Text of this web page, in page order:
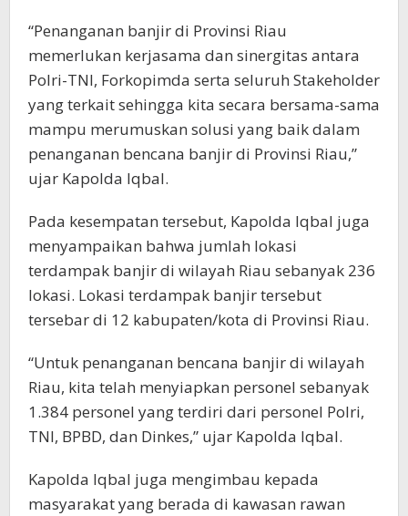
“Penanganan banjir di Provinsi Riau
memerlukan kerjasama dan sinergitas antara
Polri-TNI, Forkopimda serta seluruh Stakeholder
yang terkait sehingga kita secara bersama-sama
mampu merumuskan solusi yang baik dalam
penanganan bencana banjir di Provinsi Riau,”
ujar Kapolda Iqbal.
Pada kesempatan tersebut, Kapolda Iqbal juga
menyampaikan bahwa jumlah lokasi
terdampak banjir di wilayah Riau sebanyak 236
lokasi. Lokasi terdampak banjir tersebut
tersebar di 12 kabupaten/kota di Provinsi Riau.
“Untuk penanganan bencana banjir di wilayah
Riau, kita telah menyiapkan personel sebanyak
1.384 personel yang terdiri dari personel Polri,
TNI, BPBD, dan Dinkes,” ujar Kapolda Iqbal.
Kapolda Iqbal juga mengimbau kepada
masyarakat yang berada di kawasan rawan